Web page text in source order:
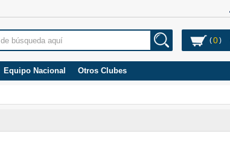
(0)
Equipo Nacional Otros Clubes